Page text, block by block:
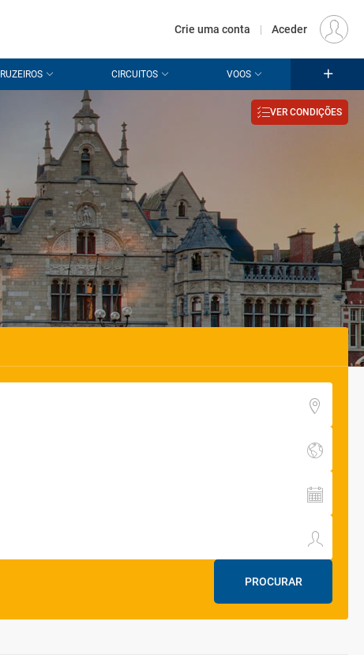
EUR
Crie uma conta | Aceder
CIRCUITOS VOOS
VER CONDIÇÕES
PROCURAR